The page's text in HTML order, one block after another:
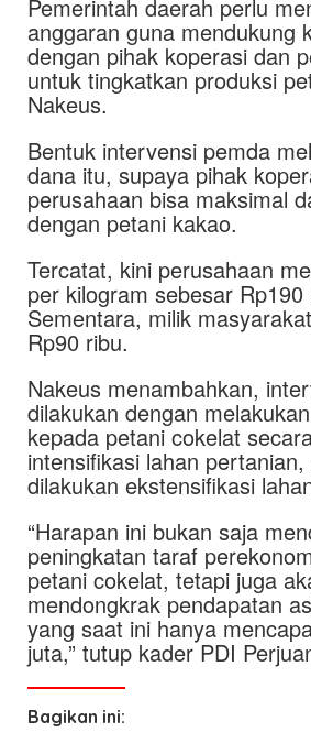
Pemerintah daerah perlu
anggaran guna mendukung
dengan pihak koperasi dan
untuk tingkatkan produksi
Nakeus.
Bentuk intervensi pemda
dana itu, supaya pihak
perusahaan bisa maksimal
dengan petani kakao.
Tercatat, kini perusahaan
per kilogram sebesar Rp190
Sementara, milik
Rp90 ribu.
Nakeus menambahkan,
dilakukan dengan
kepada petani cokelat
intensifikasi lahan
dilakukan ekstensifikasi
“Harapan ini bukan saja
peningkatan taraf
petani cokelat, tetapi juga
mendongkrak pendapatan
yang saat ini hanya
juta,” tutup kader PDI
Bagikan ini: